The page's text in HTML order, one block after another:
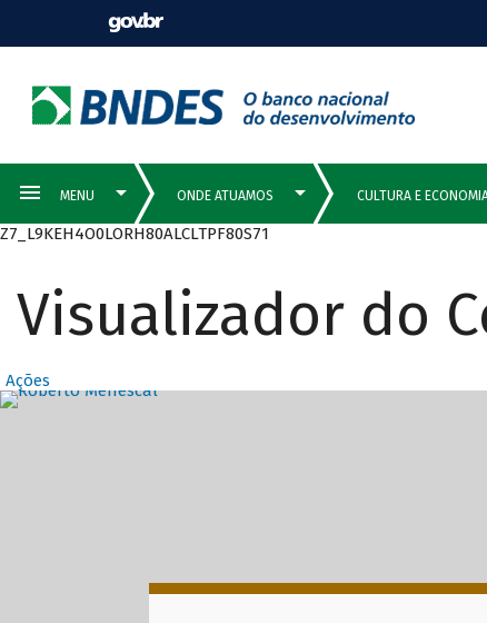
Z7_L9KEH4O0LORH80ALCLTPF80S71
Visualizador do
Ações
Destaques